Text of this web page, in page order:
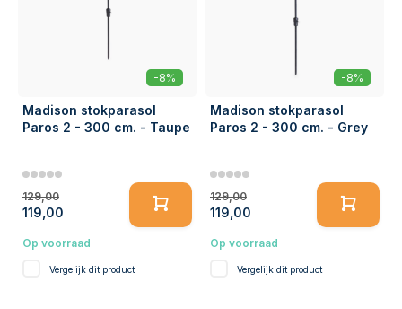
-8%
Madison stokparasol
Paros 2 - 300 cm. - Taupe
129,00
119,00
Op voorraad
Vergelijk dit product
-8%
Madison stokparasol
Paros 2 - 300 cm. - Grey
129,00
119,00
Op voorraad
Vergelijk dit product